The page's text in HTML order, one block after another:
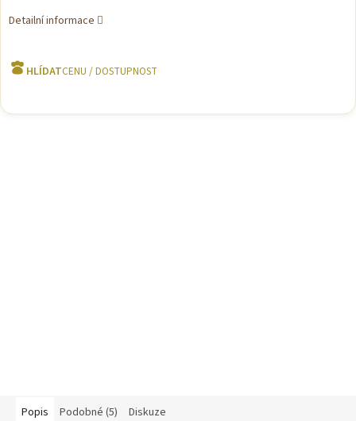
Detailní informace
HLÍDAT
Popis Podobné (5) Diskuze